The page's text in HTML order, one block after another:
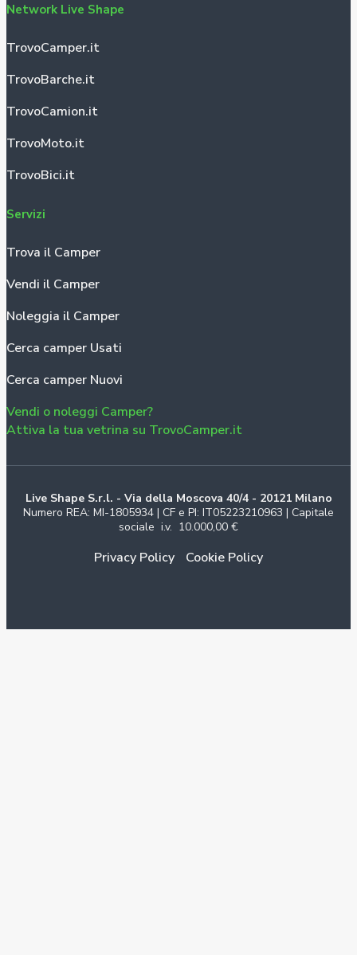
Network Live Shape
TrovoCamper.it
TrovoBarche.it
TrovoCamion.it
TrovoMoto.it
TrovoBici.it
Servizi
Trova il Camper
Vendi il Camper
Noleggia il Camper
Cerca camper Usati
Cerca camper Nuovi
Vendi o noleggi Camper?
Attiva la tua vetrina su TrovoCamper.it
Live Shape S.r.l. - Via della Moscova 40/4 - 20121 Milano
Numero REA: MI-1805934 | CF e PI: IT05223210963 | Capitale
sociale i.v. 10.000,00 €
Privacy Policy Cookie Policy